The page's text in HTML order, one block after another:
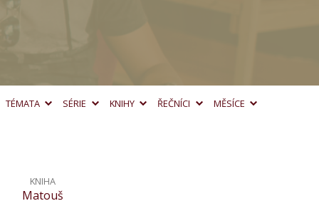
TÉMATA SÉRIE KNIHY ŘEČNÍCI MĚSÍCE
KNIHA
Matouš